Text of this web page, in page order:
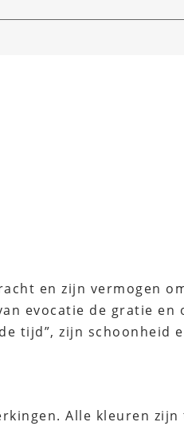
en zijn vermogen
evocatie de gratie en
tijd”, zijn
Alle kleuren